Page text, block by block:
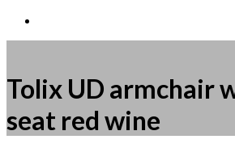
Tolix UD armchair
seat red wine